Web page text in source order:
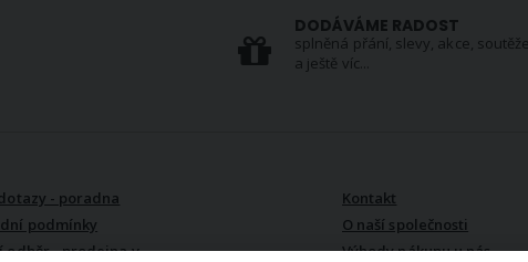
DODÁVÁME RADOST
splněná přání, slevy, akce, soutěže
a ještě víc...
- poradna
podmínky
odběr - prodejna v
Kontakt
O naší společnosti
Výhody nákupu u nás